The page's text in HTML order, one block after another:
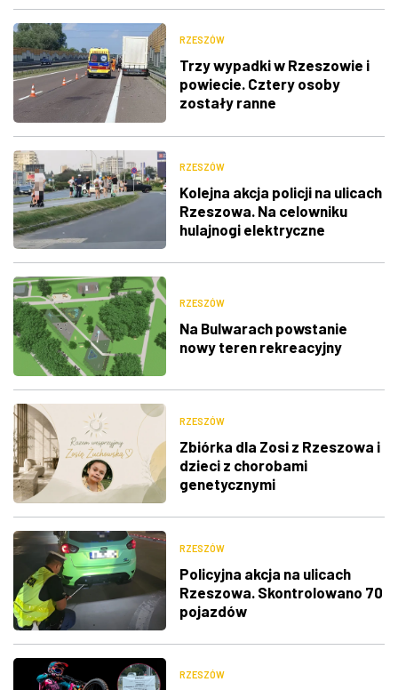
RZESZÓW
Trzy wypadki w Rzeszowie i
powiecie. Cztery osoby
zostały ranne
RZESZÓW
Kolejna akcja policji na ulicach
Rzeszowa. Na celowniku
hulajnogi elektryczne
RZESZÓW
Na Bulwarach powstanie
nowy teren rekreacyjny
RZESZÓW
Zbiórka dla Zosi z Rzeszowa i
dzieci z chorobami
genetycznymi
RZESZÓW
Policyjna akcja na ulicach
Rzeszowa. Skontrolowano 70
pojazdów
RZESZÓW